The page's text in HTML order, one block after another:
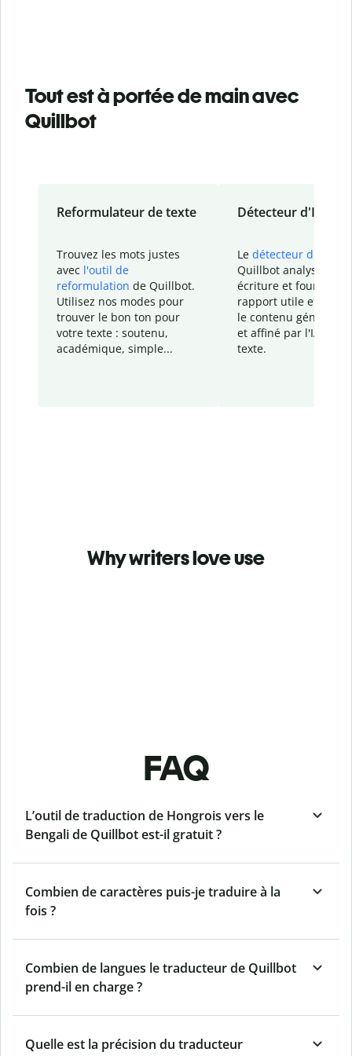
Tout est à portée de main avec
Quillbot
Reformulateur de texte
Trouvez les mots justes
avec l'outil de
reformulation de Quillbot.
Utilisez nos modes pour
trouver le bon ton pour
votre texte : soutenu,
académique, simple...
Détecteur d'IA
Le détecteur d'IA
Quillbot analyse votre
écriture et fournit un
rapport utile et
le contenu généré
et affiné par l'IA
texte.
Why writers love use
FAQ
L’outil de traduction de Hongrois vers le
Bengali de Quillbot est-il gratuit ?
Combien de caractères puis-je traduire à la
fois ?
Combien de langues le traducteur de Quillbot
prend-il en charge ?
Quelle est la précision du traducteur